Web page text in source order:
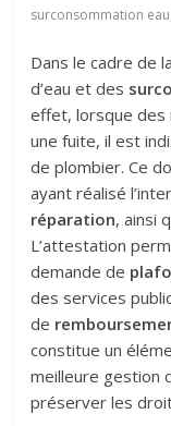
surconsommation eau
Dans le cadre de
d’eau et des
effet, lorsque des
une fuite, il est
de plombier. Ce
ayant réalisé
réparation, ainsi
L’attestation
demande de
des services
de
constitue un
meilleure gestion
préserver les